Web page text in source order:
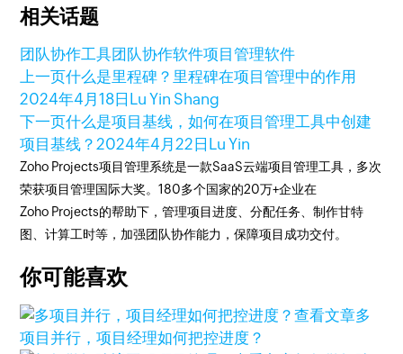
相关话题
团队协作工具团队协作软件项目管理软件
上一页什么是里程碑？里程碑在项目管理中的作用
2024年4月18日 Lu Yin Shang
下一页什么是项目基线，如何在项目管理工具中创建
项目基线？2024年4月22日 Lu Yin
Zoho Projects项目管理系统是一款SaaS云端项目管理工具，多次
荣获项目管理国际大奖。180多个国家的20万+企业在
Zoho Projects的帮助下，管理项目进度、分配任务、制作甘特
图、计算工时等，加强团队协作能力，保障项目成功交付。
你可能喜欢
查看文章多
项目并行，项目经理如何把控进度？